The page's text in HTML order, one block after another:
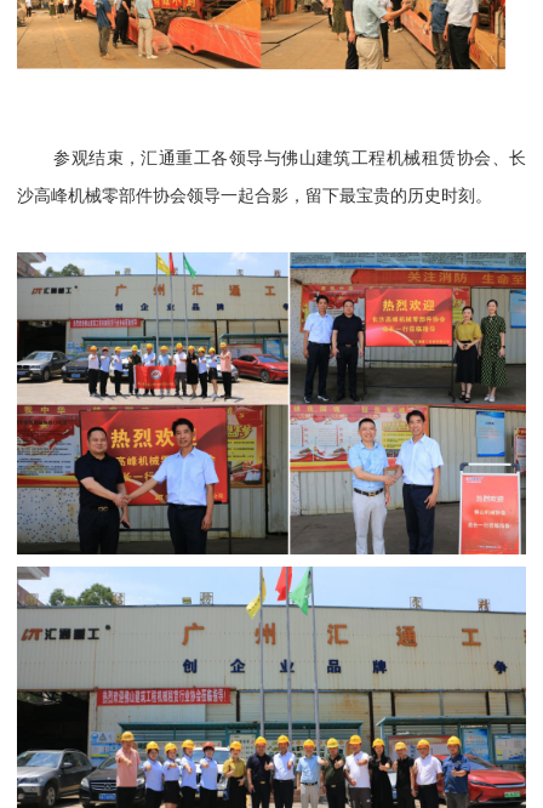
参观结束，汇通重工各领导与佛山建筑工程机械租赁协会、长
沙高峰机械零部件协会领导一起合影，留下最宝贵的历史时刻。